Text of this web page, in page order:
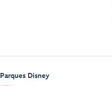
Parques Disney